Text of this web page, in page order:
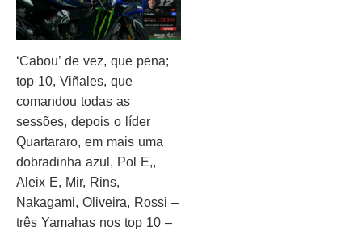
‘Cabou’ de vez, que pena;
top 10, Viñales, que
comandou todas as
sessões, depois o líder
Quartararo, em mais uma
dobradinha azul, Pol E,,
Aleix E, Mir, Rins,
Nakagami, Oliveira, Rossi –
três Yamahas nos top 10 –